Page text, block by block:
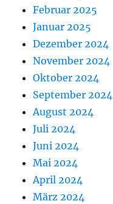
Februar 2025
Januar 2025
Dezember 2024
November 2024
Oktober 2024
September 2024
August 2024
Juli 2024
Juni 2024
Mai 2024
April 2024
März 2024